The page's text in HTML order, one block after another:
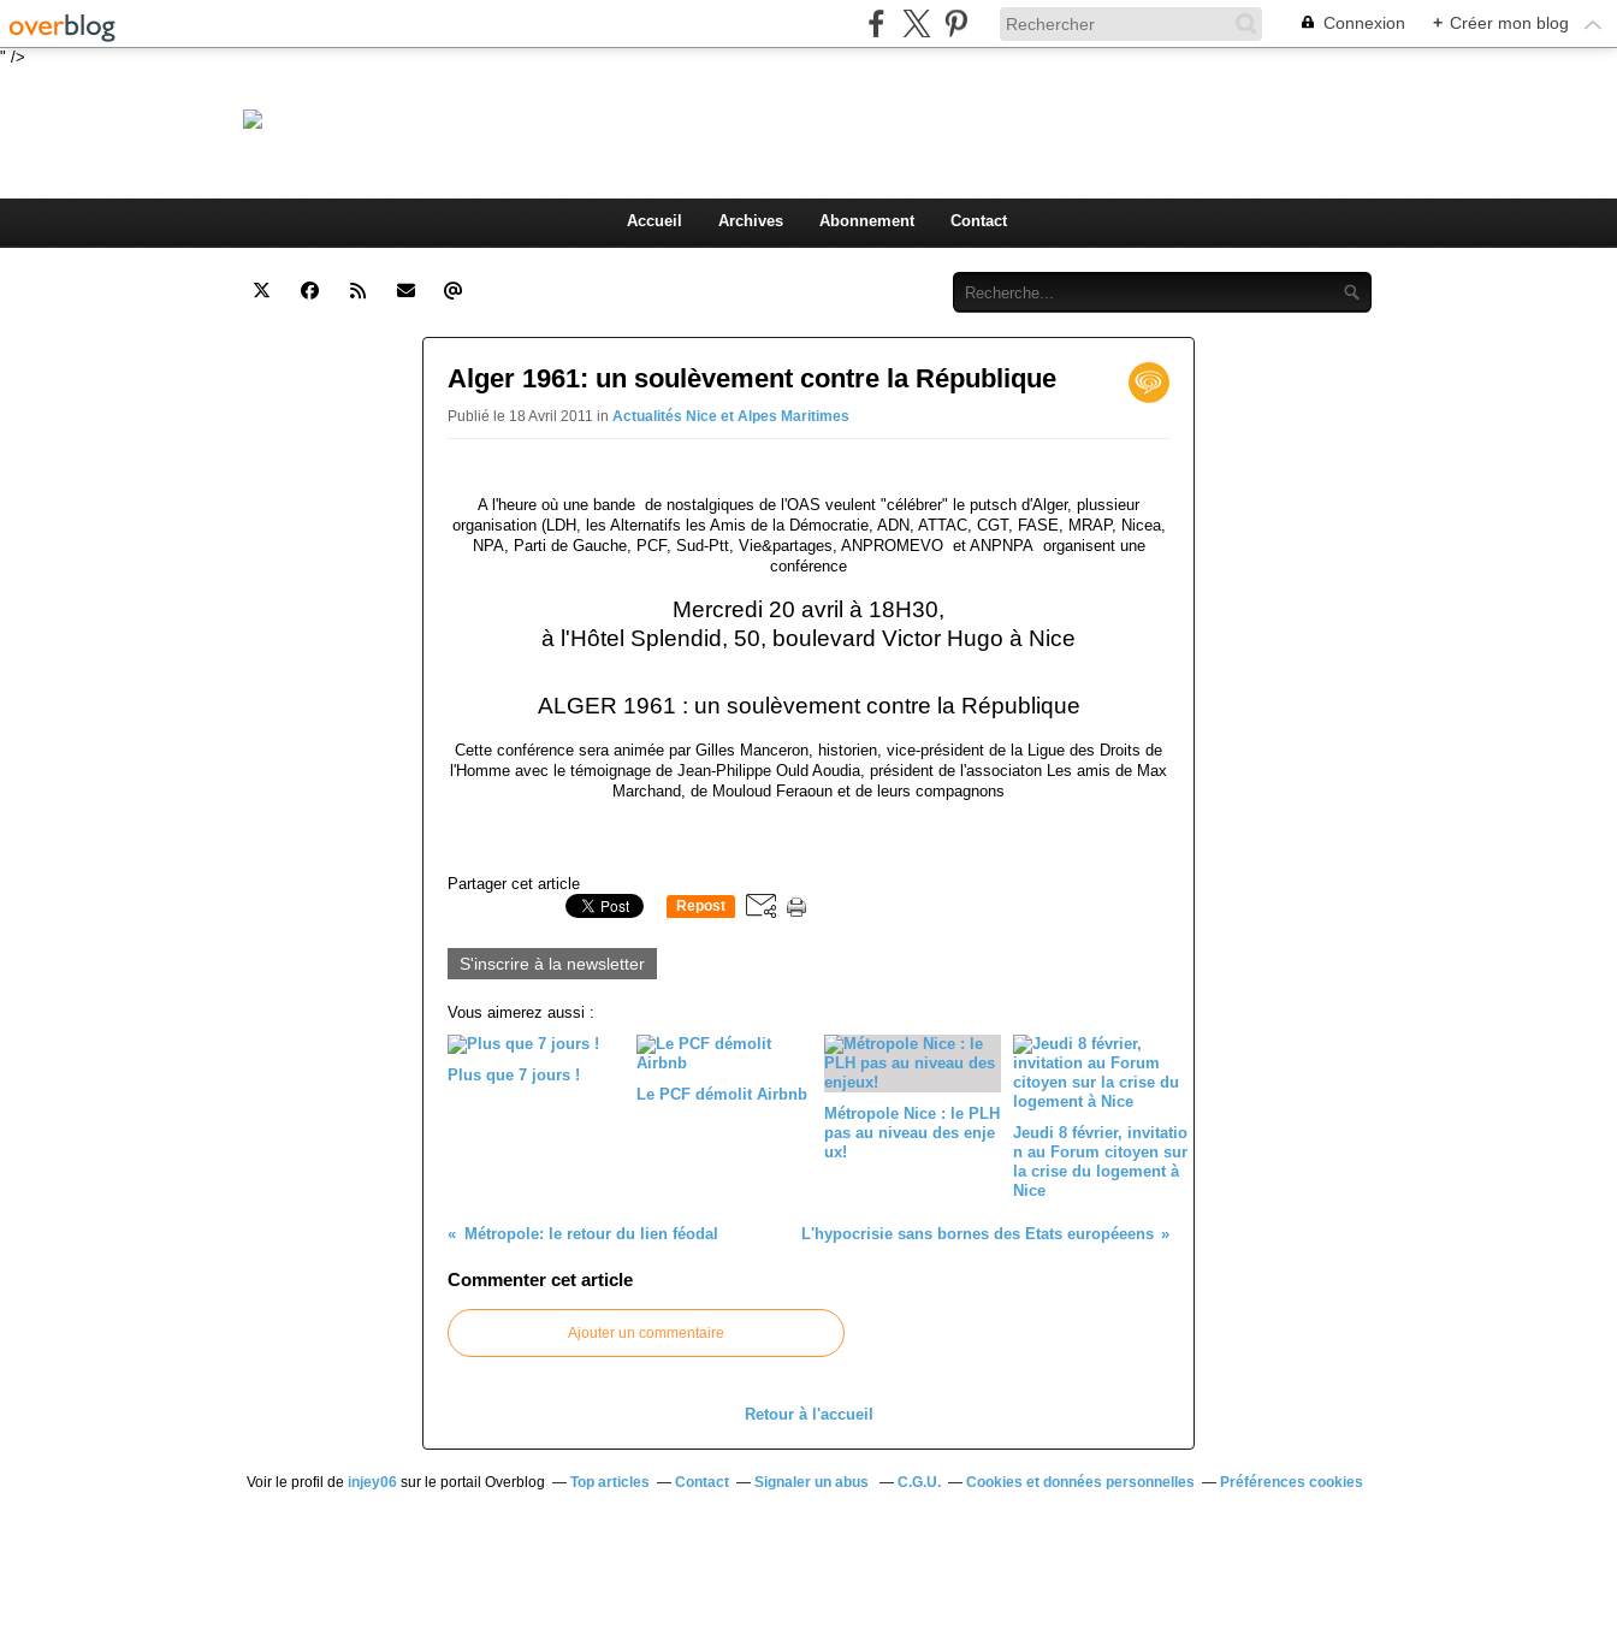
" />
Connexion + Créer mon blog
Accueil Archives Abonnement Contact
Alger 1961: un soulèvement contre la République
Publié le 18 Avril 2011 in Actualités Nice et Alpes Maritimes
A l'heure où une bande de nostalgiques de l'OAS veulent "célébrer" le putsch d'Alger, plussieur
organisation (LDH, les Alternatifs les Amis de la Démocratie, ADN, ATTAC, CGT, FASE, MRAP, Nicea,
NPA, Parti de Gauche, PCF, Sud-Ptt, Vie&partages, ANPROMEVO et ANPNPA organisent une
conférence
Mercredi 20 avril à 18H30,
à l'Hôtel Splendid, 50, boulevard Victor Hugo à Nice
ALGER 1961 : un soulèvement contre la République
Cette conférence sera animée par Gilles Manceron, historien, vice-président de la Ligue des Droits de
l'Homme avec le témoignage de Jean-Philippe Ould Aoudia, président de l'associaton Les amis de Max
Marchand, de Mouloud Feraoun et de leurs compagnons
Partager cet article
Repost
S'inscrire à la newsletter
Vous aimerez aussi :
Plus que 7 jours !
Le PCF démolit Airbnb
Métropole Nice : le PLH
pas au niveau des enje
ux!
Jeudi 8 février, invitatio
n au Forum citoyen sur
la crise du logement à
Nice
Métropole: le retour du lien féodal L'hypocrisie sans bornes des Etats européeens
Commenter cet article
Ajouter un commentaire
Retour à l'accueil
Voir le profil de injey06 sur le portail Overblog Top articles Contact Signaler un abus C.G.U. Cookies et données personnelles Préférences cookies